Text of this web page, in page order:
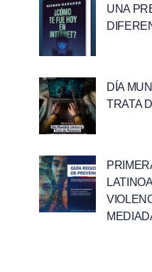
UNA
DÍA
TRATA